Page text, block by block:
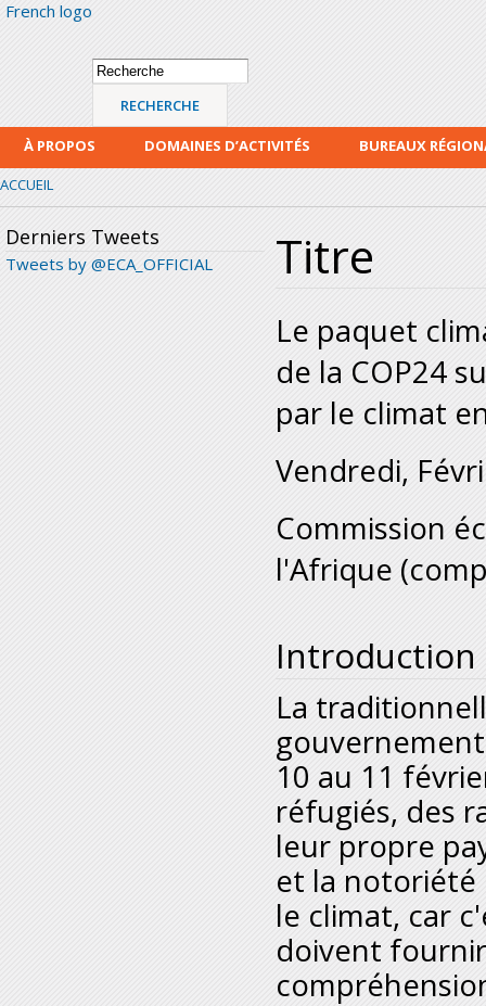
French logo
Formulaire de
recherche
Recherche
À PROPOS DOMAINES D’ACTIVITÉS
BUREAUX
ACCUEIL
Derniers Tweets
Tweets by @ECA_OFFICIAL Titre
Le paquet
de la COP24
par le climat
Vendredi,
Commission
l'Afrique
Introduction
La
10 au 11
réfugiés, des
leur propre
et la notoriété
le climat, car
doivent